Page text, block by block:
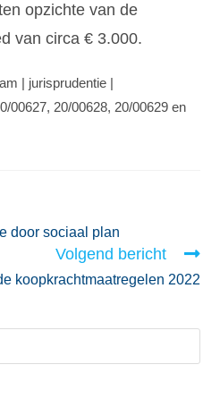
opzichte van de
van circa € 3.000.
| jurisprudentie |
00627, 20/00628, 20/00629 en
door sociaal plan
Volgend bericht
koopkrachtmaatregelen 2022